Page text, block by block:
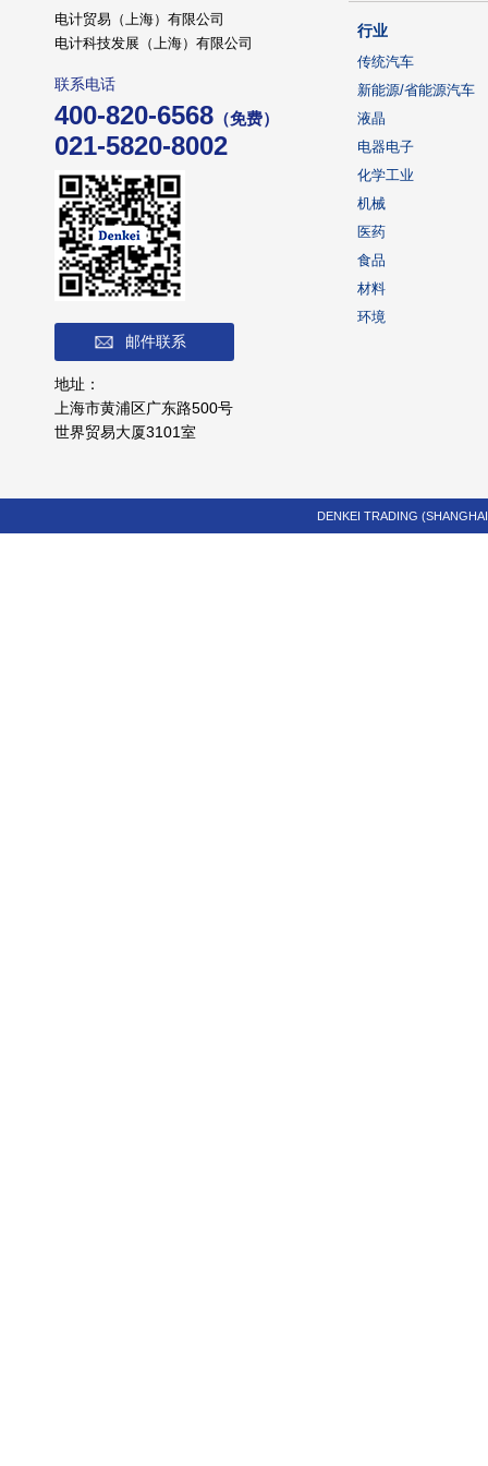
电计贸易（上海）有限公司
电计科技发展（上海）有限公司
联系电话
400-820-6568 （免费）
021-5820-8002
邮件联系
地址：
上海市黄浦区广东路500号
世界贸易大厦3101室
行业
传统汽车
新能源/省能源汽车
液晶
电器电子
化学工业
机械
医药
食品
材料
环境
DENKEI TRADING